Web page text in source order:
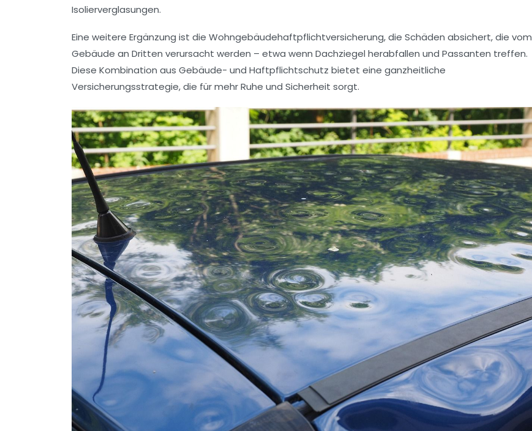
Isolierverglasungen.
Eine weitere Ergänzung ist die Wohngebäudehaftpflichtversicherung, die Schäden absichert, die vom
Gebäude an Dritten verursacht werden – etwa wenn Dachziegel herabfallen und Passanten treffen.
Diese Kombination aus Gebäude- und Haftpflichtschutz bietet eine ganzheitliche
Versicherungsstrategie, die für mehr Ruhe und Sicherheit sorgt.